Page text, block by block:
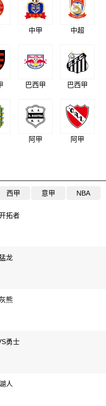
中甲 中超
巴西甲 巴西甲
阿甲 阿甲
西甲 意甲 NBA
拓者
龙
熊
勇士
人